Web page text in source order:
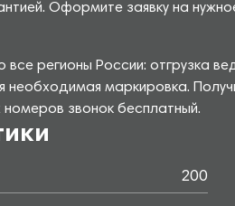
Оформите заявку на
регионы России: отгрузка
необходимая маркировка.
звонок бесплатный.
200